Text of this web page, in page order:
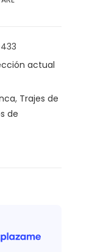
actual
, Trajes de
de